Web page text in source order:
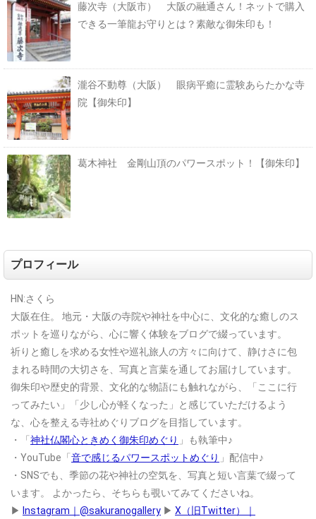
藤次寺（大阪市） 大阪の融通さん！ネットで購入
できる一筆龍お守りとは？素敵な御朱印も！
瀧谷不動尊（大阪） 眼病平癒に霊験あらたかな寺
院【御朱印】
葛木神社 金剛山頂のパワースポット！【御朱印】
プロフィール
HN:さくら
大阪在住。
地元・大阪の寺院や神社を中心に、文化的な癒しのス
ポットを巡りながら、心に響く体験をブログで綴っています。
祈りと癒しを求める女性や巡礼旅人の方々に向けて、静けさに包
まれる時間の大切さを、写真と言葉を通してお届けしています。
御朱印や歴史的背景、文化的な物語にも触れながら、「ここに行
ってみたい」「少し心が軽くなった」と感じていただけるよう
な、心を整える寺社めぐりブログを目指しています。
・「 神社仏閣心ときめく御朱印めぐり 」も執筆中♪
・YouTube「 音で感じるパワースポットめぐり 」配信中♪
・SNSでも、季節の花や神社の空気を、写真と短い言葉で綴って
います。
よかったら、そちらも覗いてみてくださいね。
▶ Instagram｜@sakuranogallery ▶ X（旧Twitter）｜